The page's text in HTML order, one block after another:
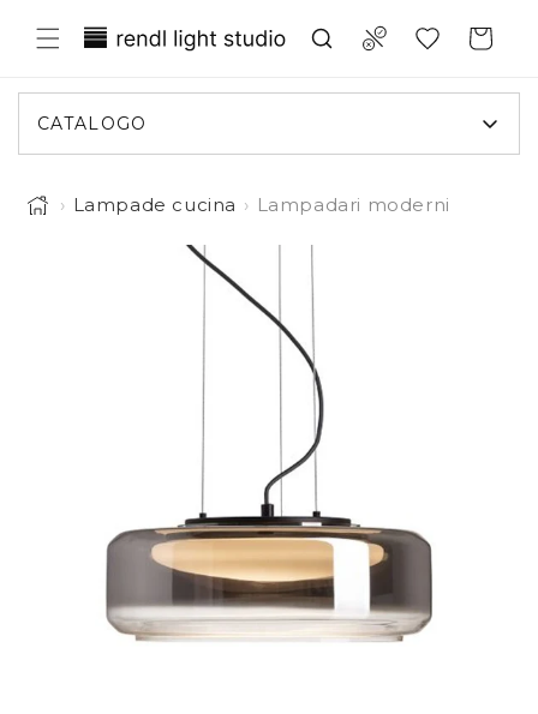
direttamente
ai contenuti
Compare
Translation missing:
it.general.wishlist.title
Carrello
CATALOGO
› Lampade cucina › Lampadari moderni